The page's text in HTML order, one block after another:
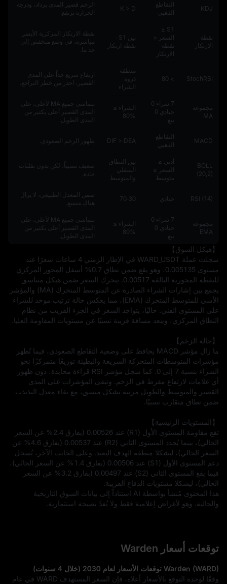
KDJ
التقاطع
الذهبي
K > D
الزخم قصير المدى يزداد، ودرجة
الحرارة ترتفع.
نقطة
الارتكاز
S1 ≤
السعر <
نقطة
الارتكاز
بين S1-
نقطة ارتكاز
نقطة الارتكاز المركزية الأيسر
مباشرة، في وضع منخفض إلى
حد ما.
StochRSI
> 80
منطقة
ذروة
الشراء
ارتفاع سريع جداً على المدى
القصير، احذر من خطر التراجع.
مجموعة
MA
7 شراء 0
حيادي 0
بيع
الشراء ≥
%80
تتماشى جميع MA لأعلى، على
المدى القصير أعلى بكثير من
المدى الطويل.
MACD
التقاطع
الذهبي
DIF > DEA ظهور الزخم الصعودي.
BOLL
(20,2)
أدنى ≤
السعر ≤
متوسط
بين النطاق
السفلي
والمتوسط
ضعيف نسبياً، لكن بدون تقلبات
حادة.
RSI (14) حيادي 30‑70
ضمن المعدل الطبيعي، لا يزال
هناك متسع.
مجموعة
EMA
7 شراء 0
حيادي 0
بيع
الشراء ≥
%80
تتماشى جميع MA لأعلى، على
المدى القصير أعلى بكثير من
المدى الطويل.
الحالي)، ليشكلا مستويات الدفاع القريبة.
والحالية. وهو لأغراض إعلامية فقط ولا يُعدّ نصيحة استثمارية.
توقعات أسعار Warden
Warden (WARD) توقعات الأسعار لعام 2030 (خلال 4 سنوات)
وفقًا لوحدة التوقع بالأسعار أعلاه، فإن السعر المستهدف WARD في عام